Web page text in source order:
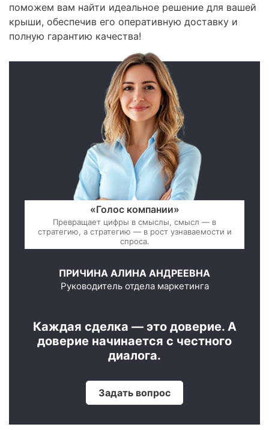
поможем вам найти идеальное решение для вашей
крыши, обеспечив его оперативную доставку и
полную гарантию качества!
«Голос компании»
Превращает цифры в смыслы, смысл — в
стратегию, а стратегию — в рост узнаваемости и
спроса.
ПРИЧИНА АЛИНА АНДРЕЕВНА
Руководитель отдела маркетинга
Каждая сделка — это доверие. А
доверие начинается с честного
диалога.
Задать вопрос